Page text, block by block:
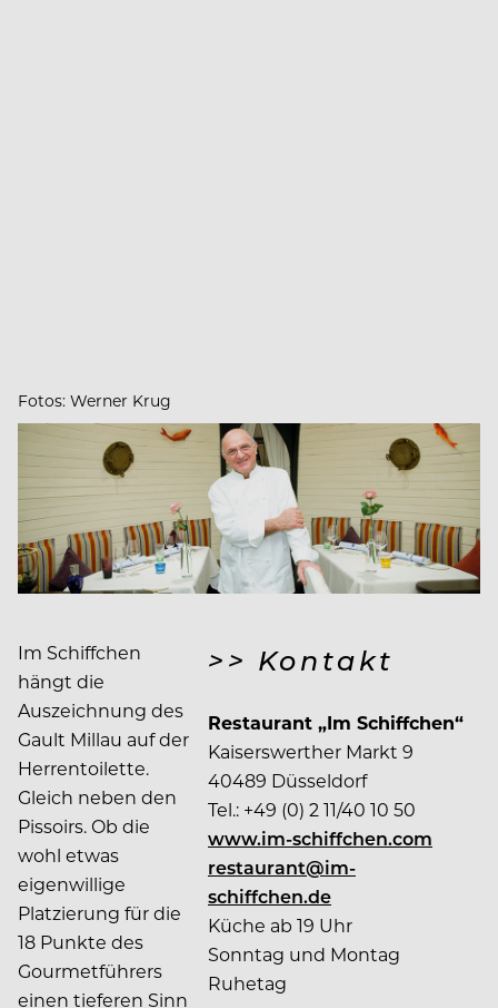
Fotos: Werner Krug
>> Kontakt
Restaurant „Im Schiffchen“
Kaiserswerther Markt 9
40489 Düsseldorf
Tel.: +49 (0) 2 11/40 10 50
www.im-schiffchen.com
restaurant@im-
schiffchen.de
Küche ab 19 Uhr
Sonntag und Montag
Ruhetag
Im Schiffchen
hängt die
Auszeichnung des
Gault Millau auf der
Herrentoilette.
Gleich neben den
Pissoirs. Ob die
wohl etwas
eigenwillige
Platzierung für die
18 Punkte des
Gourmetführers
einen tieferen Sinn